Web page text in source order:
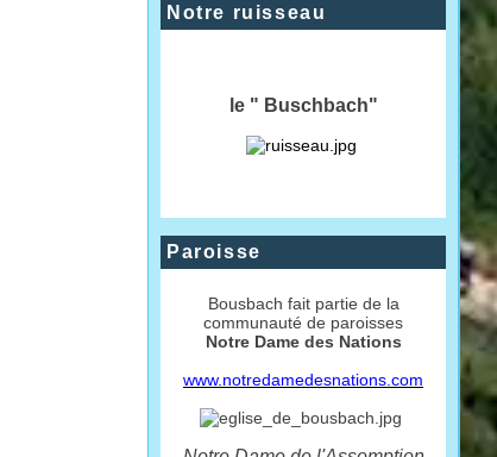
Notre ruisseau
le " Buschbach"
Paroisse
Bousbach fait partie de la
communauté de paroisses
Notre Dame des Nations
www.notredamedesnations.com